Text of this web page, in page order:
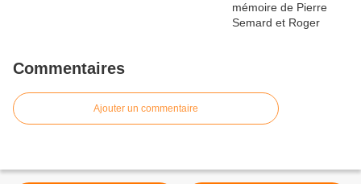
Commentaires
Ajouter un commentaire